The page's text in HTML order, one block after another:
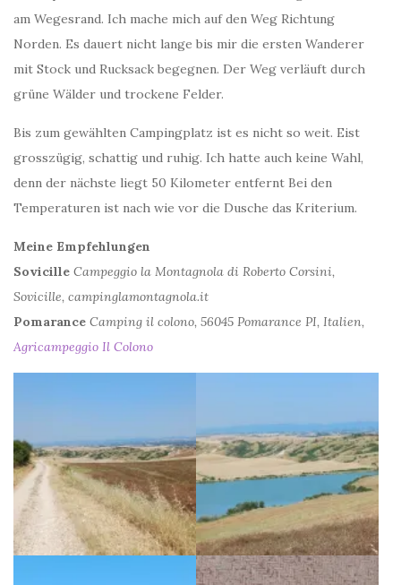
am Wegesrand. Ich mache mich auf den Weg Richtung
Norden. Es dauert nicht lange bis mir die ersten Wanderer
mit Stock und Rucksack begegnen. Der Weg verläuft durch
grüne Wälder und trockene Felder.
Bis zum gewählten Campingplatz ist es nicht so weit. Eist
grosszügig, schattig und ruhig. Ich hatte auch keine Wahl,
denn der nächste liegt 50 Kilometer entfernt Bei den
Temperaturen ist nach wie vor die Dusche das Kriterium.
Meine Empfehlungen
Sovicille Campeggio la Montagnola di Roberto Corsini,
Sovicille, campinglamontagnola.it
Pomarance Camping il colono, 56045 Pomarance PI, Italien,
Agricampeggio Il Colono